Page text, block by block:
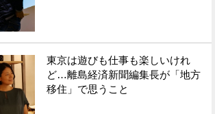
東京は遊びも仕事も楽しいけれ
ど…離島経済新聞編集長が「地方
移住」で思うこと